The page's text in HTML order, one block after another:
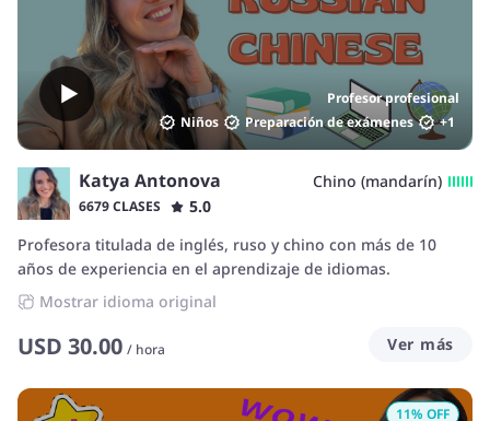
Profesor profesional
Niños
Preparación de exámenes +1
Katya Antonova Chino (mandarín)
6679 CLASES
5.0
Profesora titulada de inglés, ruso y chino con más de 10
años de experiencia en el aprendizaje de idiomas.
Mostrar idioma original
USD 30.00 / hora Ver más
11% OFF